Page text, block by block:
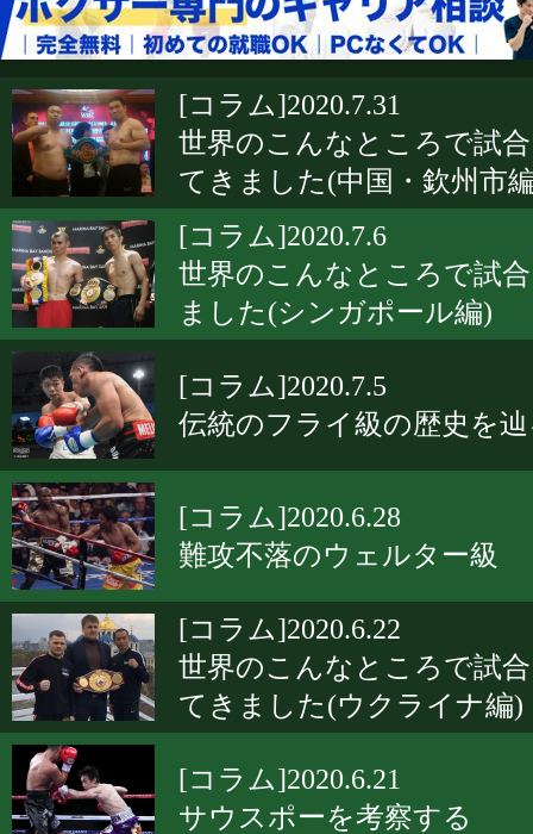
[コラム]2020.7.31
世界のこんなところで試
てきました(中国・欽州市
[コラム]2020.7.6
世界のこんなところで試
ました(シンガポール編)
[コラム]2020.7.5
伝統のフライ級の歴史を
[コラム]2020.6.28
難攻不落のウェルター級
[コラム]2020.6.22
世界のこんなところで試
てきました(ウクライナ編)
[コラム]2020.6.21
サウスポーを考察する